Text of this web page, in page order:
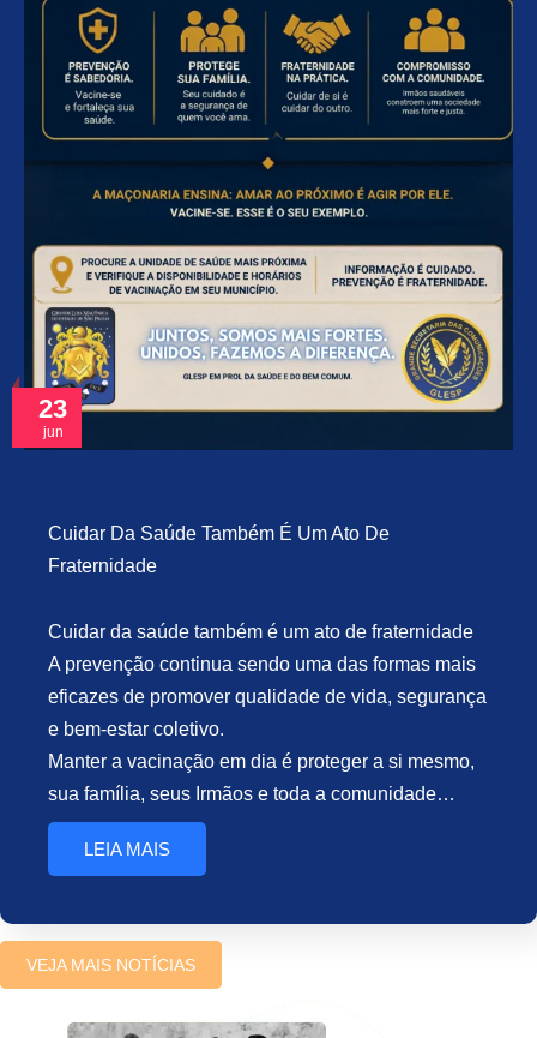
23
jun
Cuidar Da Saúde Também É Um Ato De
Fraternidade
Cuidar da saúde também é um ato de fraternidade
A prevenção continua sendo uma das formas mais
eficazes de promover qualidade de vida, segurança
e bem-estar coletivo.
Manter a vacinação em dia é proteger a si mesmo,
sua família, seus Irmãos e toda a comunidade…
LEIA MAIS
VEJA MAIS NOTÍCIAS